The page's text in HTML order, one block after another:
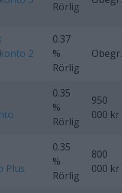
Rörlig
2
0.37
%
Rörlig
Obegr.
0.35
%
Rörlig
950
000 kr
Plus
0.35
%
Rörlig
800
000 kr